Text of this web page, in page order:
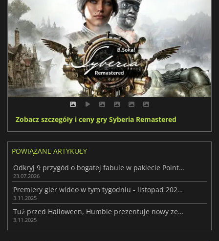
Zobacz szczegóły i ceny gry Syberia Remastered
POWIĄZANE ARTYKUŁY
Odkryj 9 przygód o bogatej fabule w pakiecie Point & Click Package w Humble
23.07.2026
Premiery gier wideo w tym tygodniu - listopad 2025 (tydzień 45)
3.11.2025
Tuż przed Halloween, Humble prezentuje nowy zestaw gier bez strachu
3.11.2025